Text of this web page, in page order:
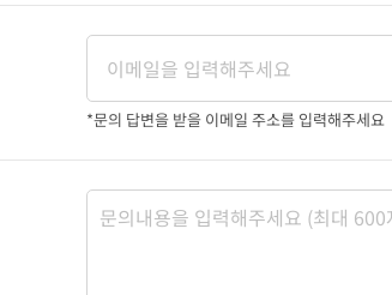
*문의 답변을 받을 이메일 주소를 입력해주세요